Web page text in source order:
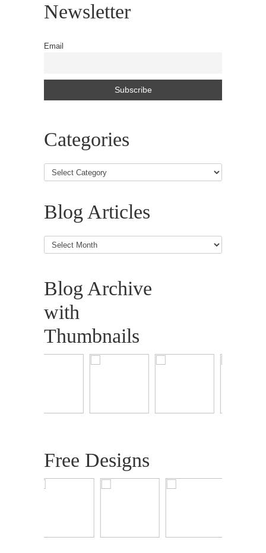
Newsletter
Email
Categories
Blog Articles
Blog
Articles
Blog Archive
with
Thumbnails
Free Designs